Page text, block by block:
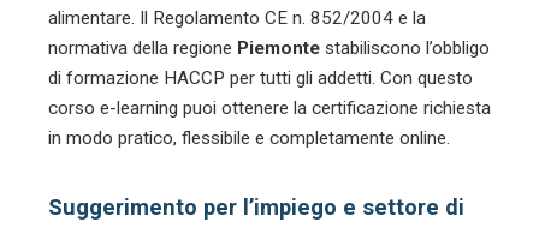
alimentare. Il Regolamento CE n. 852/2004 e la
normativa della regione Piemonte stabiliscono l’obbligo
di formazione HACCP per tutti gli addetti. Con questo
corso e-learning puoi ottenere la certificazione richiesta
in modo pratico, flessibile e completamente online.
Suggerimento per l’impiego e settore di